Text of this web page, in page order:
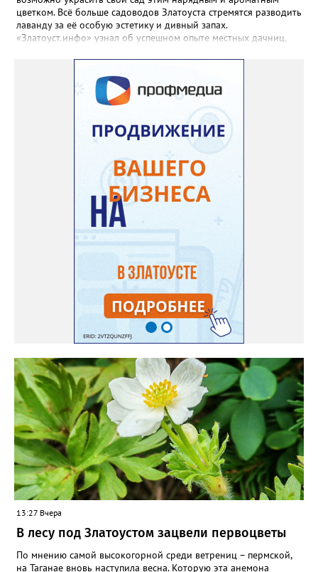
цветком. Всё больше садоводов Златоуста стремятся разводить
лаванду за её особую эстетику и дивный запах.
«Златоуст.инфо» узнал об успешном опыте местных дачниц.
семян (на фото), - отметила «Златоуст.инфо» хозяйка частного
дома Екатерина Бойко. – Посадила вдоль забора, потому что
низины этот цветок не любит. Вот уже второй год растет и
радует меня. Соседи просят саженцы: аромат и до них
доносится. В конце лета собираю лаванду в пучки, сушу –
получаются букеты и саше одновременно. Лаванда широко
используется и в кулинарии». Семена, отметила собеседница
нашего портала, у неё были сорта «Вознесенская узколистная».
Только она хорошо зимует без укрытия. Всхожесть оказалась
на удивление хорошей: из пяти семян из каждой пачки четыре
взошли даже без стратификации. После покупки (по весне)
садовод советует сразу убрать семена в холодильник на два
месяца, а место посадки - мульчировать мелкой корой. Семена
самосевом в ней отлично прорастают. Если иногда срезать
сухие цветы и стряхивать семена вокруг куртины, лаванда
весной прорастет сама. Ещё один секрет – этот символ
Прованса не любит «вкусную» почву. Добавляйте в посадочную
яму гравий и песок – требуется хороший дренаж. В первый год
Екатерина рекомендует цветы убирать, чтобы силы куста
пошли на наращивание корневой системы. А со второго года
пусть лаванда цветёт во всю силу! Фото: Екатерина Бойко,
специально для «Златоуст.инфо». Обсуждение новости здесь
ВКОНТАКТЕ https://vk.com/newszlatoust74
13:27 Вчера
В лесу под Златоустом зацвели первоцветы
По мнению самой высокогорной среди ветрениц – пермской,
на Таганае вновь наступила весна. Которую эта анемона